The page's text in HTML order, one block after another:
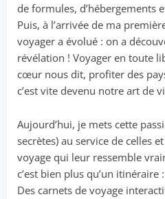
de formules, d’hébergements
Puis, à l’arrivée de ma
voyager a évolué : on a
révélation ! Voyager en toute
cœur nous dit, profiter des
c’est vite devenu notre art de
Aujourd’hui, je mets cette
secrètes) au service de celles
voyage qui leur ressemble
c’est bien plus qu’un itinéraire :
Des carnets de voyage